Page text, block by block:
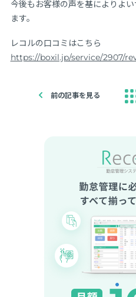
今後もお客様の声を基によりよ
ます。
レコルの口コミはこちら
https://boxil.jp/service/2907/
前の記事を見る